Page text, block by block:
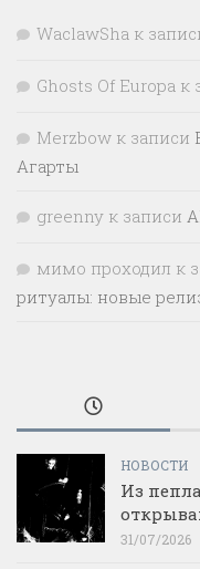
WaclawSha к
Ghosts Of Europa к
Merzbow к записи
Агарты
greenny к записи
мимо проходил к
ритуалы: новые
НОВОСТИ
Из
31/07/2026